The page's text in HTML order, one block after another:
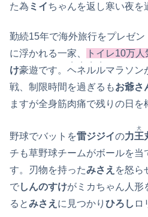
た為 ミイちゃんを返し寒い夜
勤続15年で海外旅行をプレゼン
に浮かれる一家、
トイレ10万
け豪遊です。 ヘネルル
・・・・
マラソン
戦、制限時間を過ぎるもお爺さ
ますが全身筋肉痛で残りの日
野球でバットを雷ジジイの力王
犬
チも草野球チームがボールを当
す。刃物を持ったみさえ を怒ら
でしんのすけがミカちゃん人形
るとみさえ に見つかり ひろし ロ